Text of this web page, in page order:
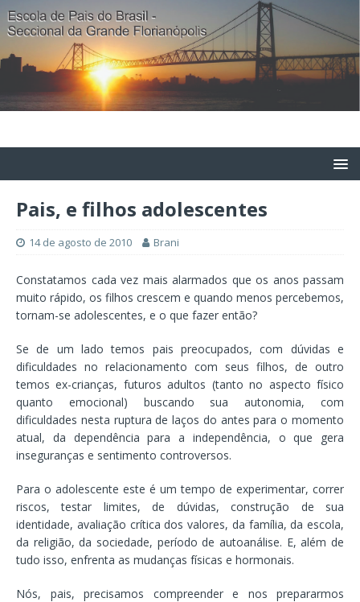
Pais, e filhos adolescentes
14 de agosto de 2010 Brani
Constatamos cada vez mais alarmados que os anos passam
muito rápido, os filhos crescem e quando menos percebemos,
tornam-se adolescentes, e o que fazer então?
Se de um lado temos pais preocupados, com dúvidas e
dificuldades no relacionamento com seus filhos, de outro
temos ex-crianças, futuros adultos (tanto no aspecto físico
quanto emocional) buscando sua autonomia, com
dificuldades nesta ruptura de laços do antes para o momento
atual, da dependência para a independência, o que gera
inseguranças e sentimento controversos.
Para o adolescente este é um tempo de experimentar, correr
riscos, testar limites, de dúvidas, construção de sua
identidade, avaliação crítica dos valores, da família, da escola,
da religião, da sociedade, período de autoanálise. E, além de
tudo isso, enfrenta as mudanças físicas e hormonais.
Nós, pais, precisamos compreender e nos prepararmos